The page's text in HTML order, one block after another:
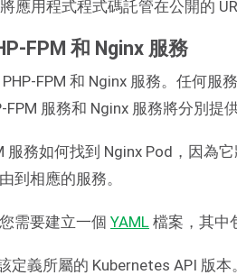
應用程式程式碼託管在公開的
FPM 和 Nginx 服務
FPM 和 Nginx 服務。任何
FPM 服務和 Nginx 服務將分別提
服務如何找到 Nginx Pod，因為
到相應的服務。
需要建立一個 YAML 檔案，其中
定義所屬的 Kubernetes API 版本